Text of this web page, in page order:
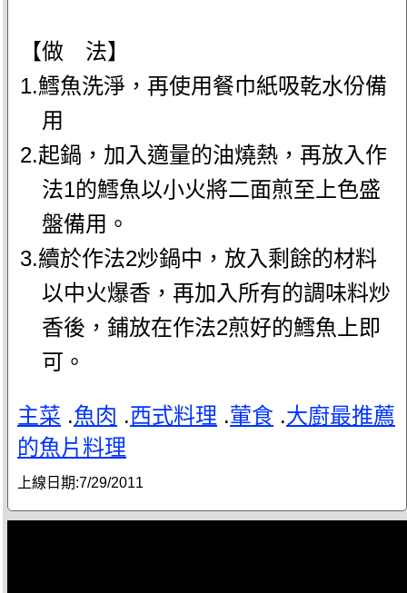
【做 法】
1.鱈魚洗淨，再使用餐巾紙吸乾水份備
用
2.起鍋，加入適量的油燒熱，再放入作
法1的鱈魚以小火將二面煎至上色盛
盤備用。
3.續於作法2炒鍋中，放入剩餘的材料
以中火爆香，再加入所有的調味料炒
香後，鋪放在作法2煎好的鱈魚上即
可。
主菜 .魚肉 .西式料理 .葷食 .大廚最推薦
的魚片料理
上線日期:7/29/2011